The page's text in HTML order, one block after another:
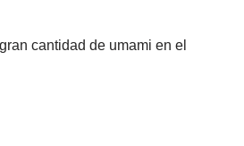
cantidad de umami en el